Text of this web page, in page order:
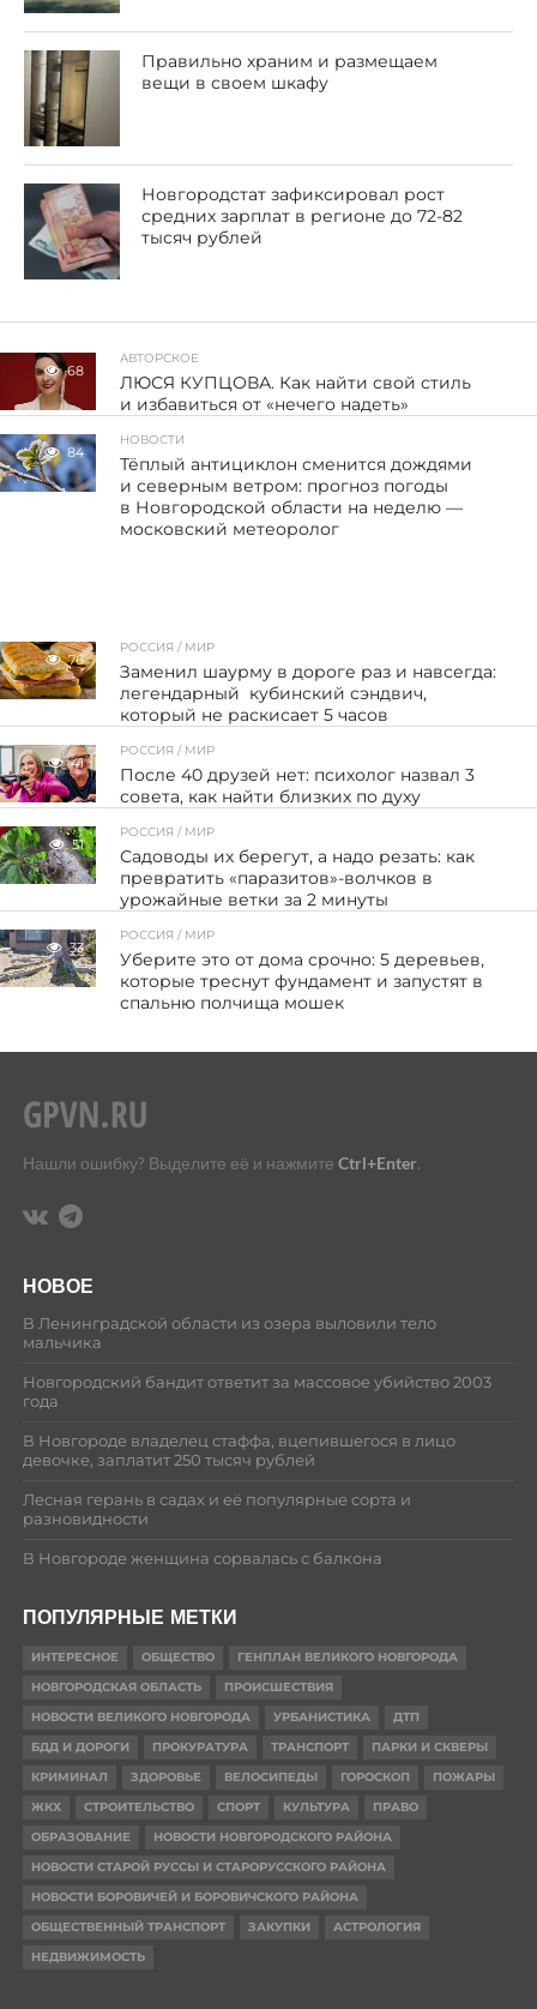
Правильно храним и размещаем
вещи в своем шкафу
Новгородстат зафиксировал рост
средних зарплат в регионе до 72-82
тысяч рублей
68
АВТОРСКОЕ
ЛЮСЯ КУПЦОВА. Как найти свой стиль
и избавиться от «нечего надеть»
84
НОВОСТИ
Тёплый антициклон сменится дождями
и северным ветром: прогноз погоды
в Новгородской области на неделю —
московский метеоролог
76
РОССИЯ / МИР
Заменил шаурму в дороге раз и навсегда:
легендарный кубинский сэндвич,
который не раскисает 5 часов
41
РОССИЯ / МИР
После 40 друзей нет: психолог назвал 3
совета, как найти близких по духу
51
РОССИЯ / МИР
Садоводы их берегут, а надо резать: как
превратить «паразитов»-волчков в
урожайные ветки за 2 минуты
33
РОССИЯ / МИР
Уберите это от дома срочно: 5 деревьев,
которые треснут фундамент и запустят в
спальню полчища мошек
Нашли ошибку? Выделите её и нажмите Ctrl+Enter.
НОВОЕ
В Ленинградской области из озера выловили тело
мальчика
Новгородский бандит ответит за массовое убийство 2003
года
В Новгороде владелец стаффа, вцепившегося в лицо
девочке, заплатит 250 тысяч рублей
Лесная герань в садах и её популярные сорта и
разновидности
В Новгороде женщина сорвалась с балкона
ПОПУЛЯРНЫЕ МЕТКИ
ИНТЕРЕСНОЕ ОБЩЕСТВО
ГЕНПЛАН ВЕЛИКОГО НОВГОРОДА
НОВГОРОДСКАЯ ОБЛАСТЬ
ПРОИСШЕСТВИЯ
НОВОСТИ ВЕЛИКОГО НОВГОРОДА
УРБАНИСТИКА
ДТП
БДД И ДОРОГИ
ПРОКУРАТУРА ТРАНСПОРТ
ПАРКИ И СКВЕРЫ
КРИМИНАЛ
ЗДОРОВЬЕ ВЕЛОСИПЕДЫ ГОРОСКОП
ПОЖАРЫ
ЖКХ
СТРОИТЕЛЬСТВО СПОРТ КУЛЬТУРА
ПРАВО
ОБРАЗОВАНИЕ
НОВОСТИ НОВГОРОДСКОГО РАЙОНА
НОВОСТИ СТАРОЙ РУССЫ И СТАРОРУССКОГО РАЙОНА
НОВОСТИ БОРОВИЧЕЙ И БОРОВИЧСКОГО РАЙОНА
ОБЩЕСТВЕННЫЙ ТРАНСПОРТ
ЗАКУПКИ
АСТРОЛОГИЯ
НЕДВИЖИМОСТЬ